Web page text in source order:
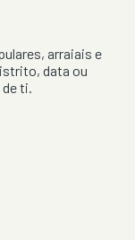
arraiais e
data ou
ti.